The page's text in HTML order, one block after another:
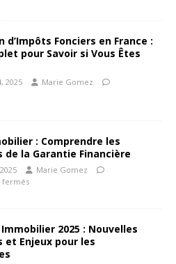
d’Impôts Fonciers en France :
pour Savoir si Vous Êtes
2025
Marie Gomez
: Comprendre les
de la Garantie Financière
Marie Gomez
fermés
2025 : Nouvelles
et Enjeux pour les